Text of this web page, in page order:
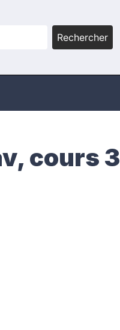
Rechercher
cours 3